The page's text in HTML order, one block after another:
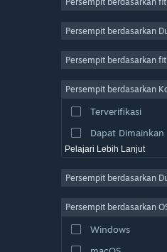
Kasual
Simulasi
Produksi Video
Pengeditan Foto
Persempit berdasarkan
Persempit berdasarkan
Persempit berdasarkan
Terverifikasi
Dapat Dimainkan
Pelajari Lebih Lanjut
Persempit berdasarkan
Persempit berdasarkan
Windows